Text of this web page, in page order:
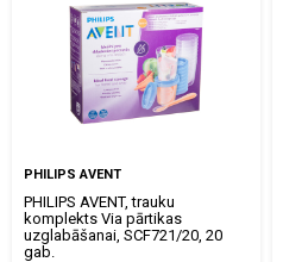
PHILIPS AVENT
PHILIPS AVENT, trauku
komplekts Via pārtikas
uzglabāšanai, SCF721/20, 20
gab.